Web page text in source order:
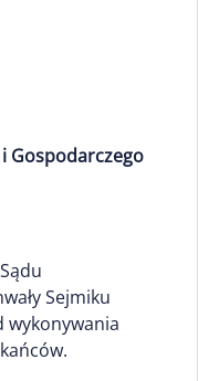
Gospodarczego
Sejmiku
wykonywania